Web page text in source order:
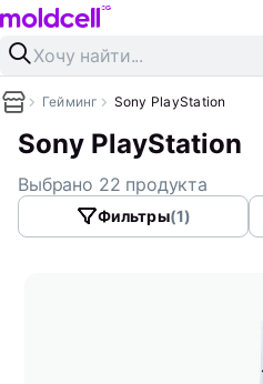
Гейминг Sony PlayStation
Sony PlayStation
Фильтры(1)
Выбрано 22 продукта